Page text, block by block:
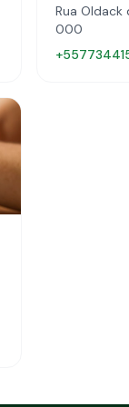
Rua Oldack
000